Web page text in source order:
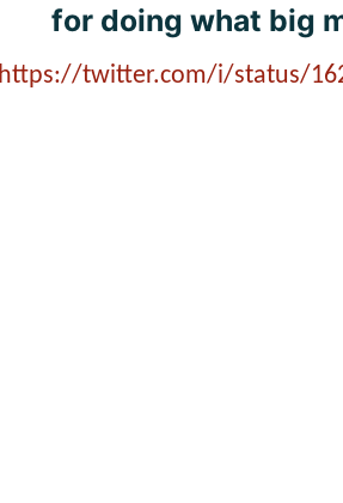
for doing what big
https://twitter.com/i/status/